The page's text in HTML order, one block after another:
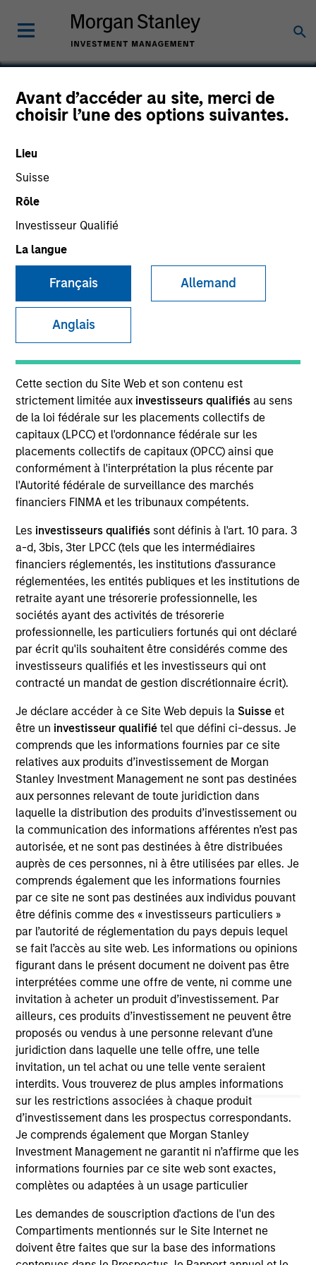
Avant d’accéder au site, merci de
choisir l’une des options suivantes.
Lieu
Suisse
Rôle
Investisseur Qualifié
La langue
Français Allemand
Anglais
Cette section du Site Web et son contenu est
strictement limitée aux investisseurs qualifiésau sens
de la loi fédérale sur les placements collectifs de
capitaux (LPCC) et l'ordonnance fédérale sur les
placements collectifs de capitaux (OPCC) ainsi que
conformément à l'interprétation la plus récente par
l'Autorité fédérale de surveillance des marchés
financiers FINMA et les tribunaux compétents.
Les investisseurs qualifiés sont définis à l'art. 10 para. 3
a-d, 3bis, 3ter LPCC (tels que les intermédiaires
financiers réglementés, les institutions d'assurance
réglementées, les entités publiques et les institutions de
retraite ayant une trésorerie professionnelle, les
sociétés ayant des activités de trésorerie
professionnelle, les particuliers fortunés qui ont déclaré
par écrit qu'ils souhaitent être considérés comme des
investisseurs qualifiés et les investisseurs qui ont
contracté un mandat de gestion discrétionnaire écrit).
Je déclare accéder à ce Site Web depuis la Suisse et
être un investisseur qualifiétel que défini ci-dessus. Je
comprends que les informations fournies par ce site
relatives aux produits d’investissement de Morgan
Stanley Investment Management ne sont pas destinées
aux personnes relevant de toute juridiction dans
laquelle la distribution des produits d’investissement ou
la communication des informations afférentes n’est pas
autorisée, et ne sont pas destinées à être distribuées
auprès de ces personnes, ni à être utilisées par elles. Je
comprends également que les informations fournies
par ce site ne sont pas destinées aux individus pouvant
être définis comme des « investisseurs particuliers »
par l’autorité de réglementation du pays depuis lequel
se fait l’accès au site web. Les informations ou opinions
figurant dans le présent document ne doivent pas être
interprétées comme une offre de vente, ni comme une
invitation à acheter un produit d’investissement. Par
ailleurs, ces produits d’investissement ne peuvent être
proposés ou vendus à une personne relevant d’une
juridiction dans laquelle une telle offre, une telle
invitation, un tel achat ou une telle vente seraient
interdits. Vous trouverez de plus amples informations
sur les restrictions associées à chaque produit
d’investissement dans les prospectus correspondants.
Je comprends également que Morgan Stanley
Investment Management ne garantit ni n’affirme que les
informations fournies par ce site web sont exactes,
complètes ou adaptées à un usage particulier
Les demandes de souscription d'actions de l'un des
Compartiments mentionnés sur le Site Internet ne
doivent être faites que sur la base des informations
Commerce One
Technology
COUNTRY
United States
Invested on
Dec 1996
Transaction Type
First Institutional
Realization Date
Jan 2000
Commerce One (NASDAQ:CMRC) provides global e-
commerce solutions.
Investment Team
Morgan Stanley Expansion Capital
As of July 25, 2025. The above is provided for informational
and educational purposes only. There is no guarantee that
the investment mentioned resulted in positive performance
(for realized holdings), or will perform well in the future (for
current holdings). The trademarks and service marks above
are the property of their respective owners. The information
on this website has not been authorized, sponsored, or
otherwise approved by such owners. By clicking on any
links shown here, you agree that you are navigating to a
third party site. We are providing these hyperlinks to you
only as a convenience and the inclusion of any hyperlink is
not and does not imply any endorsement, approval,
investigation, verification or monitoring by us of any
information contained in any hyperlinked site. In no event
shall we be responsible for the information contained on
the site or your use of such site.
Morgan Stanley